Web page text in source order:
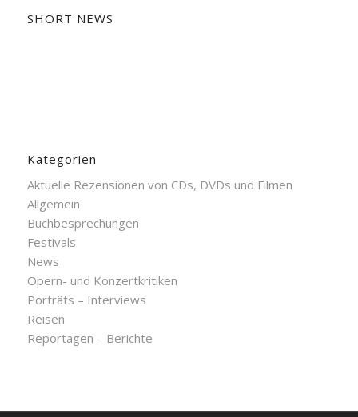
SHORT NEWS
Kategorien
Aktuelle Rezensionen von CDs, DVDs und Filmen
Allgemein
Buchbesprechungen
Festivals
News
Opern- und Konzertkritiken
Porträts – Interviews
Reisen
Reportagen – Berichte